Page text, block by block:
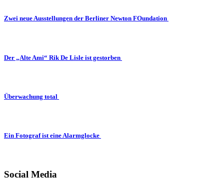
Zwei neue Ausstellungen der Berliner Newton FOundation
Der „Alte Ami“ Rik De Lisle ist gestorben
Überwachung total
Ein Fotograf ist eine Alarmglocke
Social Media